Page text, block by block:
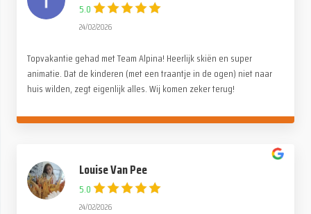
5.0
24/02/2026
Topvakantie gehad met Team Alpina! Heerlijk skiën en super
animatie. Dat de kinderen (met een traantje in de ogen) niet naar
huis wilden, zegt eigenlijk alles. Wij komen zeker terug!
Louise Van Pee
5.0
24/02/2026